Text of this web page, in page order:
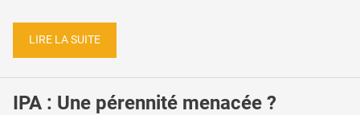
LIRE LA SUITE
IPA : Une pérennité menacée ?